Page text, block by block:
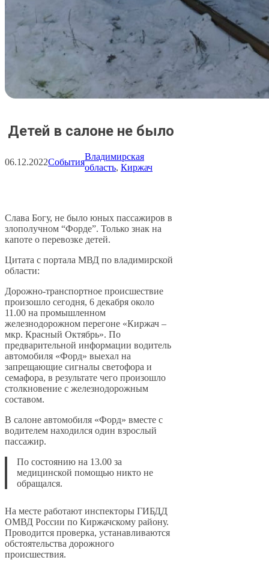
Детей в салоне не было
06.12.2022События
Владимирская
область, Киржач
Слава Богу, не было юных пассажиров в
злополучном “Форде”. Только знак на
капоте о перевозке детей.
Цитата с портала МВД по владимирской
области:
Дорожно-транспортное происшествие
произошло сегодня, 6 декабря около
11.00 на промышленном
железнодорожном перегоне «Киржач –
мкр. Красный Октябрь». По
предварительной информации водитель
автомобиля «Форд» выехал на
запрещающие сигналы светофора и
семафора, в результате чего произошло
столкновение с железнодорожным
составом.
В салоне автомобиля «Форд» вместе с
водителем находился один взрослый
пассажир.
По состоянию на 13.00 за
медицинской помощью никто не
обращался.
На месте работают инспекторы ГИБДД
ОМВД России по Киржачскому району.
Проводится проверка, устанавливаются
обстоятельства дорожного
происшествия.